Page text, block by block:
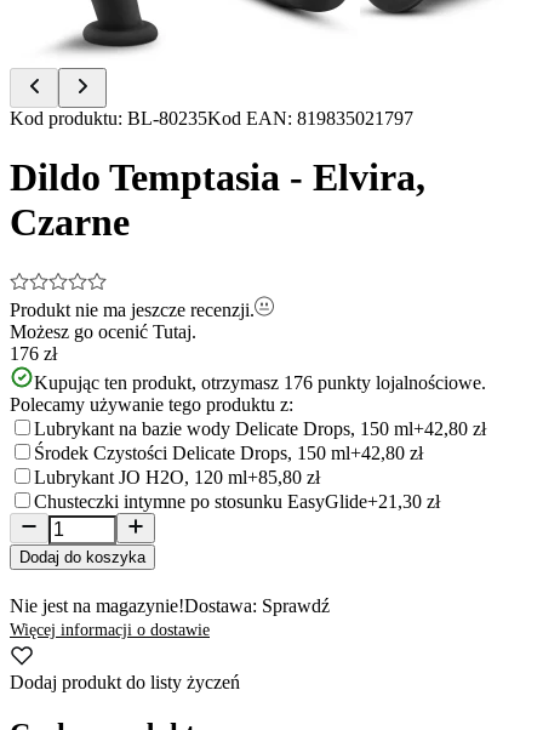
Item
of
Kod produktu: BL-80235Kod EAN: 819835021797
Dildo Temptasia - Elvira,
Czarne
Produkt nie ma jeszcze recenzji.
Możesz go ocenić Tutaj.
176 zł
Kupując ten produkt, otrzymasz 176 punkty lojalnościowe.
Polecamy używanie tego produktu z:
Lubrykant na bazie wody Delicate Drops, 150 ml+42,80 zł
Środek Czystości Delicate Drops, 150 ml+42,80 zł
Lubrykant JO H2O, 120 ml+85,80 zł
Chusteczki intymne po stosunku EasyGlide+21,30 zł
Dodaj do koszyka
Nie jest na magazynie!Dostawa: Sprawdź
Więcej informacji o dostawie
Dodaj produkt do listy życzeń